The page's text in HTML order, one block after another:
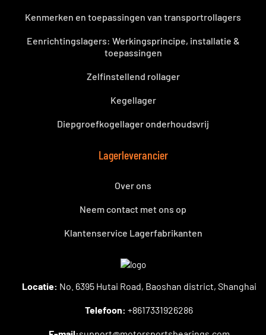
Kenmerken en toepassingen van transportrollagers
Eenrichtingslagers: Werkingsprincipe, installatie &
toepassingen
Zelfinstellend rollager
Kegellager
Diepgroefkogellager onderhoudsvrij
Lagerleverancier
Over ons
Neem contact met ons op
Klantenservice Lagerfabrikanten
Locatie: No. 6395 Hutai Road, Baoshan district, Shanghai
Telefoon: +8617331926286